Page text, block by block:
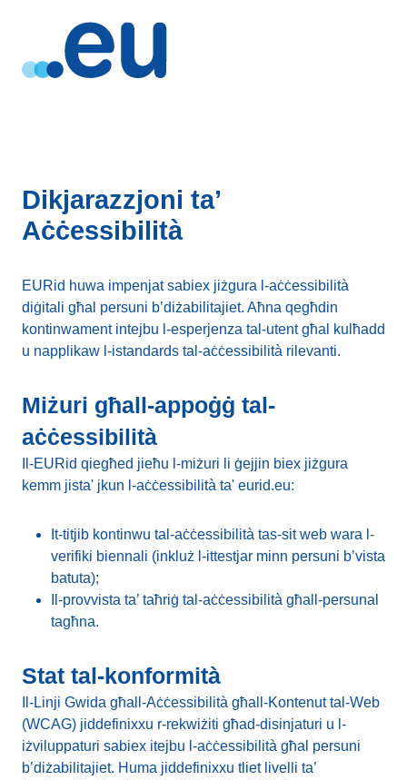
Dikjarazzjoni ta’
Aċċessibilità
EURid huwa impenjat sabiex jiżgura l-aċċessibilità
diġitali għal persuni b’diżabilitajiet. Aħna qegħdin
kontinwament intejbu l-esperjenza tal-utent għal kulħadd
u napplikaw l-istandards tal-aċċessibilità rilevanti.
Miżuri għall-appoġġ tal-
aċċessibilità
Il-EURid qiegħed jieħu l-miżuri li ġejjin biex jiżgura
kemm jista' jkun l-aċċessibilità ta' eurid.eu:
It-titjib kontinwu tal-aċċessibilità tas-sit web wara l-
verifiki biennali (inkluż l-ittestjar minn persuni b’vista
batuta);
Il-provvista ta’ taħriġ tal-aċċessibilità għall-persunal
tagħna.
Stat tal-konformità
Il-Linji Gwida għall-Aċċessibilità għall-Kontenut tal-Web
(WCAG) jiddefinixxu r-rekwiżiti għad-disinjaturi u l-
iżviluppaturi sabiex itejbu l-aċċessibilità għal persuni
b’diżabilitajiet. Huma jiddefinixxu tliet livelli ta’